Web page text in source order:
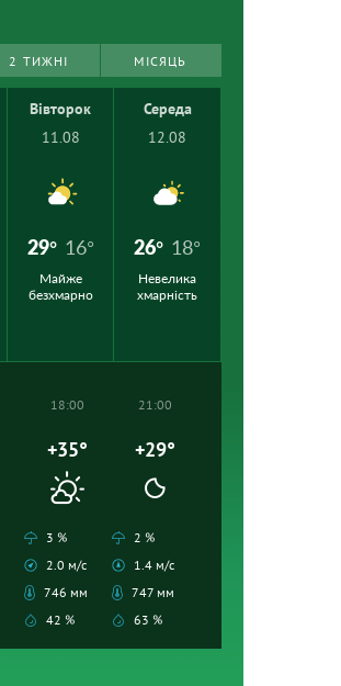
2 ТИЖНІ МІСЯЦЬ
Вівторок
11.08
29° 16°
Майже
безхмарно
Середа
12.08
26° 18°
Невелика
хмарність
18:00
+35°
3 %
2.0 м/с
746 мм
42 %
21:00
+29°
2 %
1.4 м/с
747 мм
63 %